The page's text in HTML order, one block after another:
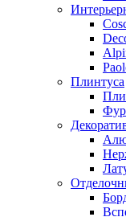
Плинтуса